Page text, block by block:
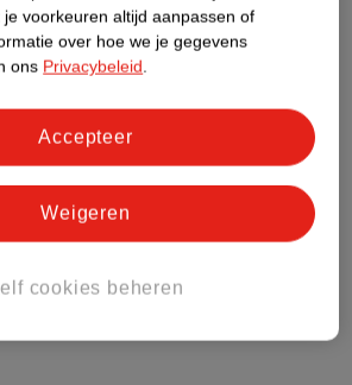
Impact Score.
Meer informatie
je voorkeuren altijd aanpassen of
over hoe we je gegevens
ons Privacybeleid.
cookies beheren
Weigeren
Accepteer